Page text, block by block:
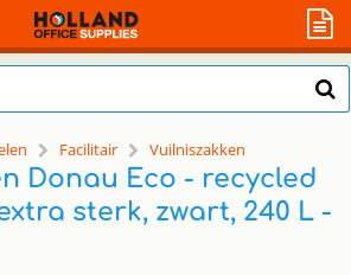
Facilitair Vuilniszakken
Donau Eco - recycled
sterk, zwart, 240 L -